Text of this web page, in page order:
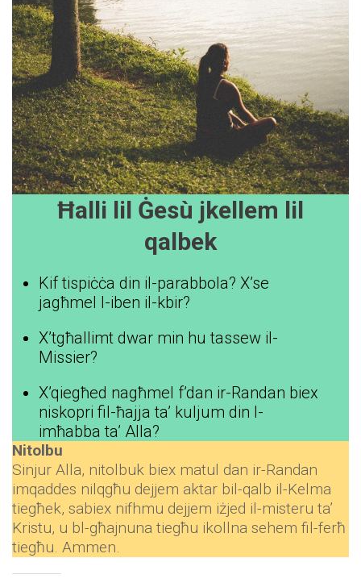
Ħalli lil Ġesù jkellem lil
qalbek
Kif tispiċċa din il-parabbola? X’se
jagħmel l-iben il-kbir?
X’tgħallimt dwar min hu tassew il-
Missier?
X’qiegħed nagħmel f’dan ir-Randan biex
niskopri fil-ħajja ta’ kuljum din l-
imħabba ta’ Alla?
Nitolbu
Sinjur Alla, nitolbuk biex matul dan ir-Randan
imqaddes nilqgħu dejjem aktar bil-qalb il-Kelma
tiegħek, sabiex nifhmu dejjem iżjed il-misteru ta’
Kristu, u bl-għajnuna tiegħu ikollna sehem fil-ferħ
tiegħu. Ammen.